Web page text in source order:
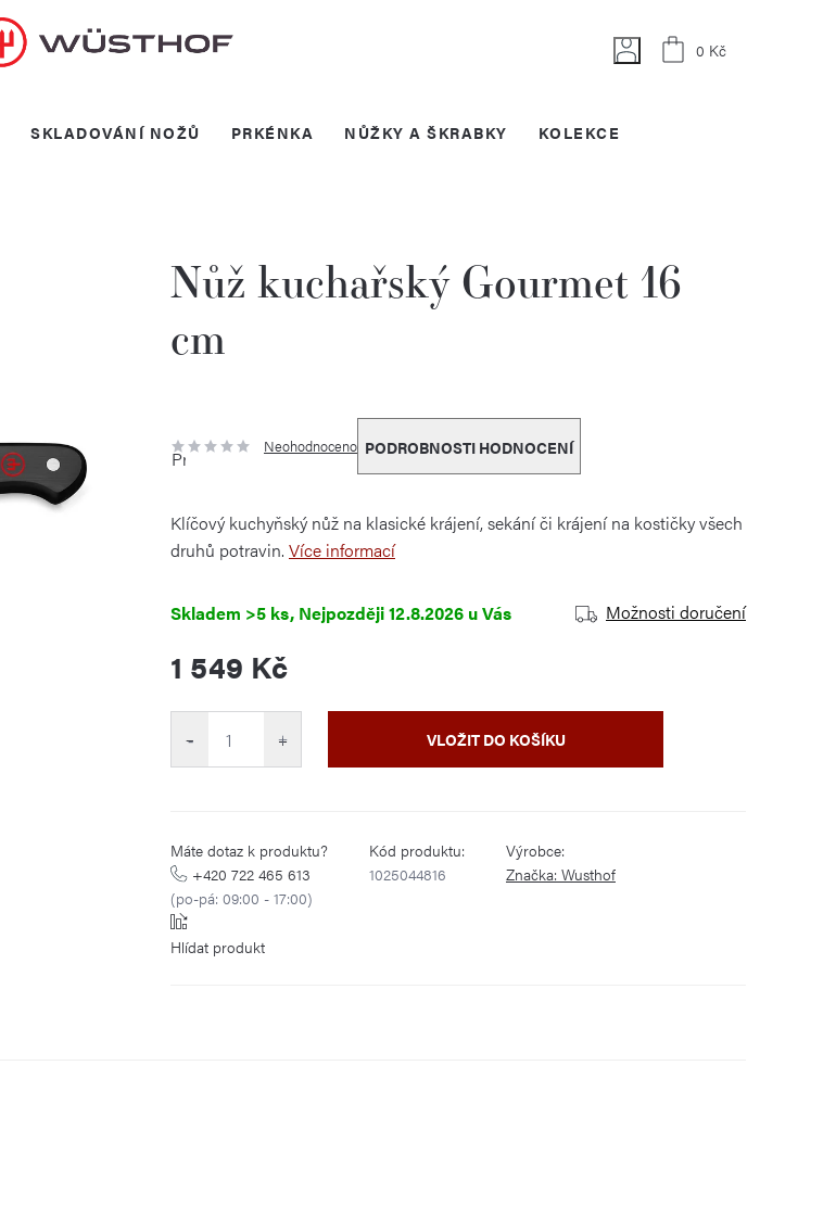
Nákupní
0 Kč
SKLADOVÁNÍ NOŽŮ PRKÉNKA NŮŽKY A ŠKRABKY KOLEKCE
Nůž kuchařský Gourmet 16
cm
Průměrné
hodnocení
0,0
z
5
hvězdiček.
Neohodnoceno PODROBNOSTI HODNOCENÍ
Klíčový kuchyňský nůž na klasické krájení, sekání či krájení na kostičky všech
druhů potravin. Více informací
Skladem >5 ks 12.8.2026 Možnosti doručení
1 549 Kč
Měrná
cena:
+
− VLOŽIT DO KOŠÍKU
Máte dotaz k produktu?
+420 722 465 613
(po-pá: 09:00 - 17:00)
Kód produktu:
1025044816
Výrobce:
Značka: Wusthof
Hlídat